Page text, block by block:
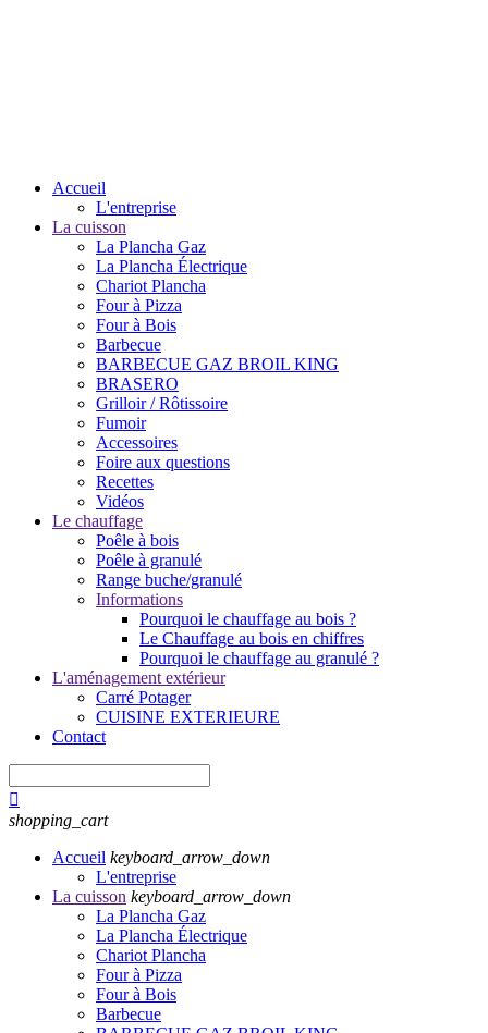
Accueil
L'entreprise
La cuisson
La Plancha Gaz
La Plancha Électrique
Chariot Plancha
Four à Pizza
Four à Bois
Barbecue
BARBECUE GAZ BROIL KING
BRASERO
Grilloir / Rôtissoire
Fumoir
Accessoires
Foire aux questions
Recettes
Vidéos
Le chauffage
Poêle à bois
Poêle à granulé
Range buche/granulé
Informations
Pourquoi le chauffage au bois ?
Le Chauffage au bois en chiffres
Pourquoi le chauffage au granulé ?
L'aménagement extérieur
Carré Potager
CUISINE EXTERIEURE
Contact

shopping_cart
Accueil keyboard_arrow_down
L'entreprise
La cuisson keyboard_arrow_down
La Plancha Gaz
La Plancha Électrique
Chariot Plancha
Four à Pizza
Four à Bois
Barbecue